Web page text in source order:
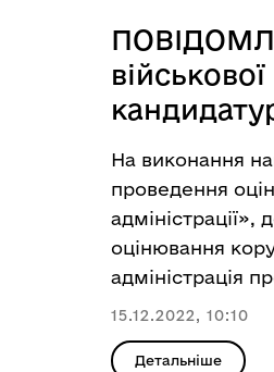
На виконання
проведення
оцінювання
адміністрація
15.12.2022, 10:10
Детальніше